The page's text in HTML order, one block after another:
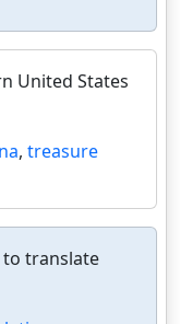
United States
, treasure
translate